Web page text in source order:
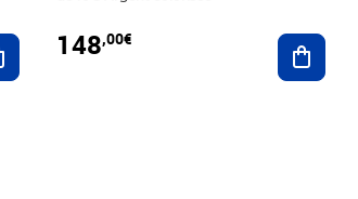
Ajouter au panier
148,00€